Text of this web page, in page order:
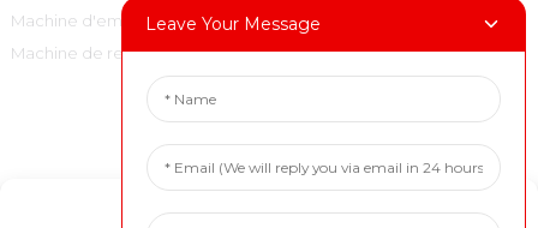
Machine d'emballage de sacs à oreillers verticaux
Machine de remplissage et de bouchage
Tél. : +86 15001972710
Courriel : marketing@boevan.cn
Leave Your Message
Manage Cookie Consent